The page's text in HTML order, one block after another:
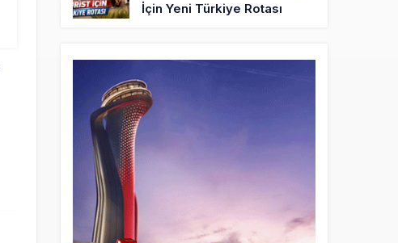
İçin Yeni Türkiye Rotası
Airbus Temmuz bilançosunu
açıkladı: 204 yeni sipariş
8 saat önce
İstanbul uçağına polis
köpeklerle girdi: 3 yolcu
indirildi
AyJet eğitim uçağı Hezarfen